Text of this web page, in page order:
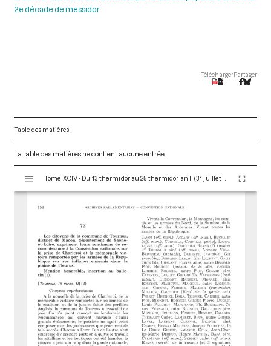
2e décade de messidor
TéléchargerPartager
Table des matières
La table des matières ne contient aucune entrée.
s